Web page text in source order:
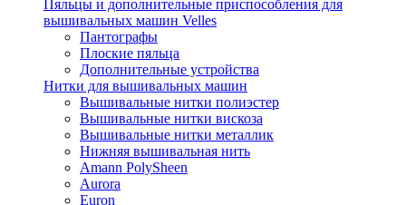
Пяльцы и дополнительные приспособления для
вышивальных машин Velles
Пантографы
Плоские пяльца
Дополнительные устройства
Нитки для вышивальных машин
Вышивальные нитки полиэстер
Вышивальные нитки вискоза
Вышивальные нитки металлик
Нижняя вышивальная нить
Amann PolySheen
Aurora
Euron